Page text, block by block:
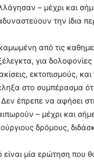
– μέχρι και
την ίδια
από τις
για δολοφονίες
εκτοπισμούς,
στο συμπέρασμα
έπρεπε να αφήσει
– μέχρι και
δρόμους,
είναι μία ερώτηση που